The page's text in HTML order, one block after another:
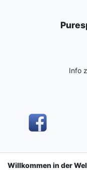
Info
Impressum
Willkommen in der